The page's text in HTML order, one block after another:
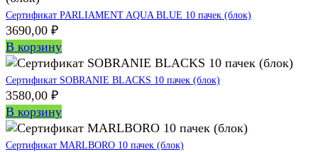
Сертификат PARLIAMENT AQUA BLUE 10 пачек (блок)
3690,00 ₽
В корзину
Сертификат SOBRANIE BLACKS 10 пачек (блок)
3580,00 ₽
В корзину
Сертификат MARLBORO 10 пачек (блок)